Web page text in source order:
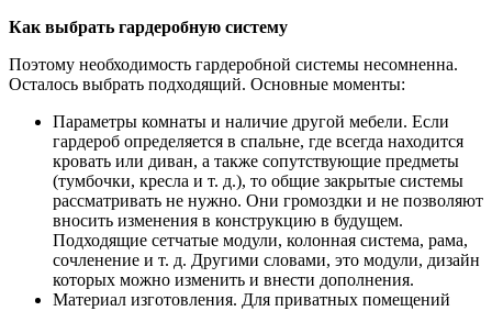
Как выбрать гардеробную систему
Поэтому необходимость гардеробной системы несомненна.
Осталось выбрать подходящий. Основные моменты:
Параметры комнаты и наличие другой мебели. Если
гардероб определяется в спальне, где всегда находится
кровать или диван, а также сопутствующие предметы
(тумбочки, кресла и т. д.), то общие закрытые системы
рассматривать не нужно. Они громоздки и не позволяют
вносить изменения в конструкцию в будущем.
Подходящие сетчатые модули, колонная система, рама,
сочленение и т. д. Другими словами, это модули, дизайн
которых можно изменить и внести дополнения.
Материал изготовления. Для приватных помещений